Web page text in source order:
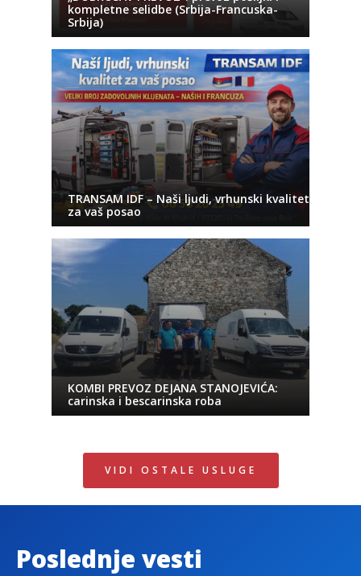
kompletne selidbe (Srbija-Francuska-
Srbija)
TRANSAM IDF – Naši ljudi, vrhunski kvalitet
za vaš posao
KOMBI PREVOZ DEJANA STANOJEVIĆA:
carinska i bescarinska roba
VIDI OSTALE USLUGE
Poslednje vesti